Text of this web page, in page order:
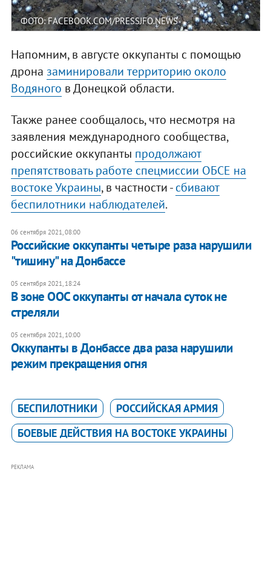
ФОТО: FACEBOOK.COM/PRESSJFO.NEWS
Напомним, в августе оккупанты с помощью
дрона заминировали территорию около
Водяного в Донецкой области.
Также ранее сообщалось, что несмотря на
заявления международного сообщества,
российские оккупанты продолжают
препятствовать работе спецмиссии ОБСЕ на
востоке Украины, в частности -сбивают
беспилотники наблюдателей.
06 сентября 2021, 08:00
Российские оккупанты четыре раза нарушили
"тишину" на Донбассе
05 сентября 2021, 18:24
В зоне ООС оккупанты от начала суток не
стреляли
05 сентября 2021, 10:00
Оккупанты в Донбассе два раза нарушили
режим прекращения огня
БЕСПИЛОТНИКИ
РОССИЙСКАЯ АРМИЯ
БОЕВЫЕ ДЕЙСТВИЯ НА ВОСТОКЕ УКРАИНЫ
РЕКЛАМА